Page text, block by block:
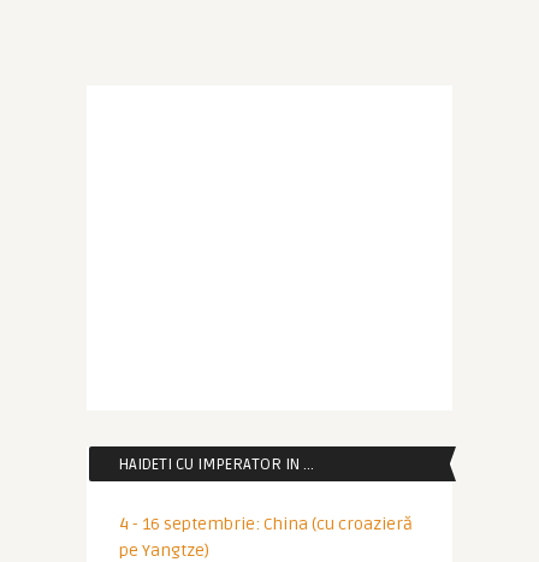
HAIDETI CU IMPERATOR IN …
4 - 16 septembrie: China (cu croazieră
pe Yangtze)